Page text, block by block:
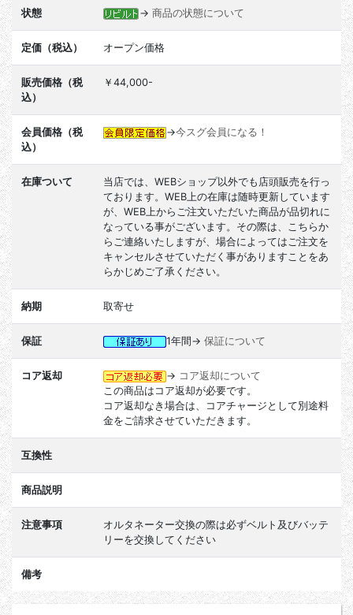
状態 → 商品の状態について
定価（税込） オープン価格
販売価格（税
込）
￥44,000-
会員価格（税
込）
→今スグ会員になる！
在庫ついて
当店では、WEBショップ以外でも店頭販売を行っ
ております。WEB上の在庫は随時更新しています
が、WEB上からご注文いただいた商品が品切れに
なっている事がございます。その際は、こちらか
らご連絡いたしますが、場合によってはご注文を
キャンセルさせていただく事がありますことをあ
らかじめご了承ください。
納期 取寄せ
保証 1年間→ 保証について
コア返却 → コア返却について
この商品はコア返却が必要です。
コア返却なき場合は、コアチャージとして別途料
金をご請求させていただきます。
互換性
商品説明
注意事項
オルタネーター交換の際は必ずベルト及びバッテ
リーを交換してください
備考